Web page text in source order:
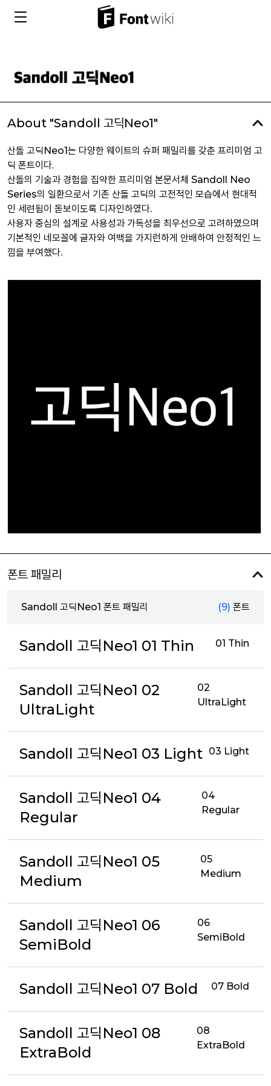
About "Sandoll 고딕Neo1"
산돌 고딕Neo1는 다양한 웨이트의 슈퍼 패밀리를 갖춘 프리미엄 고
딕 폰트이다.
산돌의 기술과 경험을 집약한 프리미엄 본문서체 Sandoll Neo
Series의 일환으로서 기존 산돌 고딕의 고전적인 모습에서 현대적
인 세련됨이 돋보이도록 디자인하였다.
사용자 중심의 설계로 사용성과 가독성을 최우선으로 고려하였으며
기본적인 네모꼴에 글자와 여백을 가지런하게 안배하여 안정적인 느
낌을 부여했다.
폰트 패밀리
Sandoll 고딕Neo1 폰트 패밀리 (9) 폰트
Sandoll 고딕Neo1 01 Thin 01 Thin
Sandoll 고딕Neo1 02
UltraLight
02
UltraLight
Sandoll 고딕Neo1 03 Light 03 Light
Sandoll 고딕Neo1 04
Regular
04
Regular
Sandoll 고딕Neo1 05
Medium
05
Medium
Sandoll 고딕Neo1 06
SemiBold
06
SemiBold
Sandoll 고딕Neo1 07 Bold 07 Bold
Sandoll 고딕Neo1 08
ExtraBold
08
ExtraBold